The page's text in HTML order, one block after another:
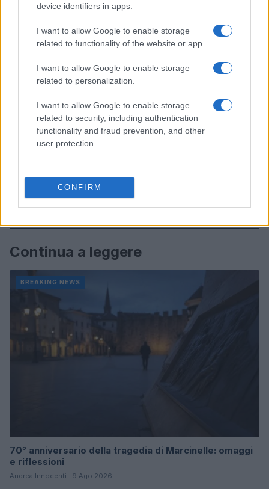
device identifiers in apps.
I want to allow Google to enable storage
related to functionality of the website or app.
I want to allow Google to enable storage
related to personalization.
I want to allow Google to enable storage
related to security, including authentication
functionality and fraud prevention, and other
user protection.
CONFIRM
Continua a leggere
BREAKING NEWS
70° anniversario della tragedia di Marcinelle: omaggi
e riflessioni
Andrea Innocenti · 9 Ago 2026